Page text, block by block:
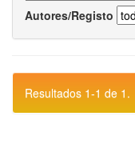
Autores/Registo
Resultados 1-1 de 1.